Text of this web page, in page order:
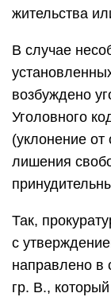
жительства
В случае
возбуждено
Уголовного
(уклонение
лишения
Так,
с
направлено в
гр. В.,